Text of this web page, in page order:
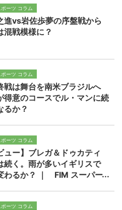
ーツ コラム
進vs岩佐歩夢の序盤戦から
混戦模様に？
ーツ コラム
戦は舞台を南米ブラジルへ
得意のコースでル・マンに続
るか？
ーツ コラム
ュー】ブレガ＆ドゥカティ
続く。雨が多いイギリスで
わるか？ ｜ FIM スーパー
ーツ コラム